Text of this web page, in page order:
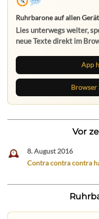
Ruhrbarone auf allen
Lies unterwegs weiter,
neue Texte direkt im
App
Browser
Vor
8. August 2016
Contra contra contra